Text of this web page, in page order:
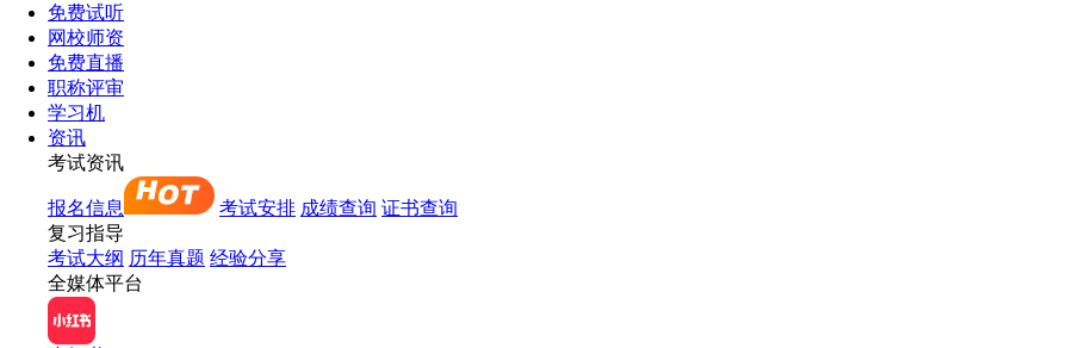
免费试听
网校师资
免费直播
职称评审
学习机
资讯
考试资讯
报名信息 考试安排 成绩查询 证书查询
复习指导
考试大纲 历年真题 经验分享
全媒体平台